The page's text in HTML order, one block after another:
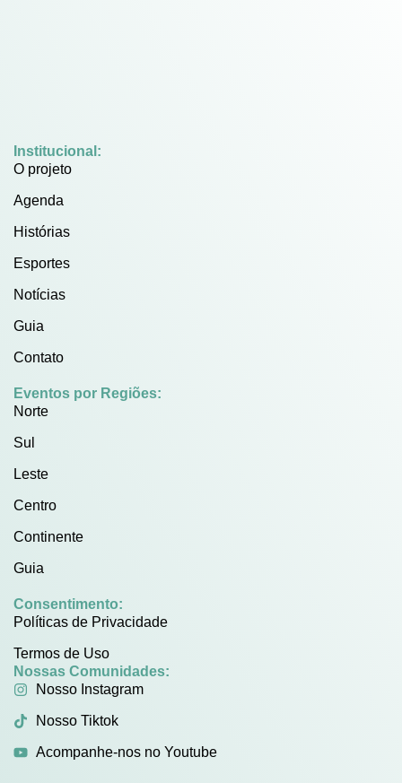
Institucional:
O projeto
Agenda
Histórias
Esportes
Notícias
Guia
Contato
Eventos por Regiões:
Norte
Sul
Leste
Centro
Continente
Guia
Consentimento:
Políticas de Privacidade
Termos de Uso
Nossas Comunidades:
Nosso Instagram
Nosso Tiktok
Acompanhe-nos no Youtube